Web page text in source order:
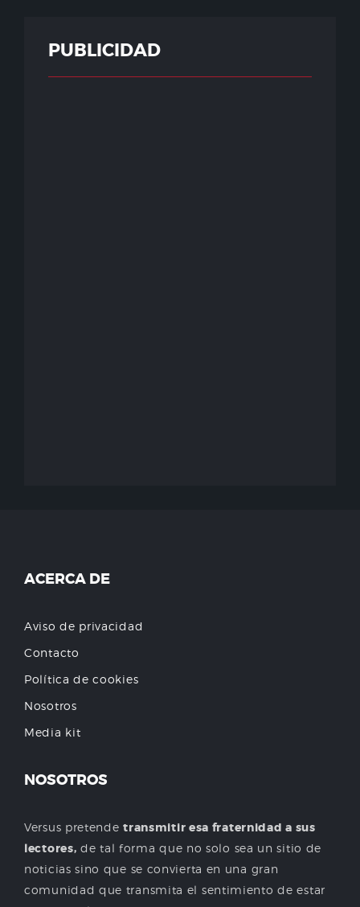
PUBLICIDAD
ACERCA DE
Aviso de privacidad
Contacto
Política de cookies
Nosotros
Media kit
NOSOTROS
Versus pretendetransmitir esa fraternidad a sus
lectores, de tal forma que no solo sea un sitio de
noticias sino que se convierta en una gran
comunidad que transmita el sentimiento de estar